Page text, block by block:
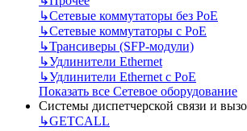
↳Сетевые коммутаторы без РоЕ
↳Сетевые коммутаторы с РоЕ
↳Трансиверы (SFP-модули)
↳Удлинители Ethernet
↳Удлинители Ethernet с PoE
Показать все Сетевое оборудование
Системы диспетчерской связи и
↳GETCALL